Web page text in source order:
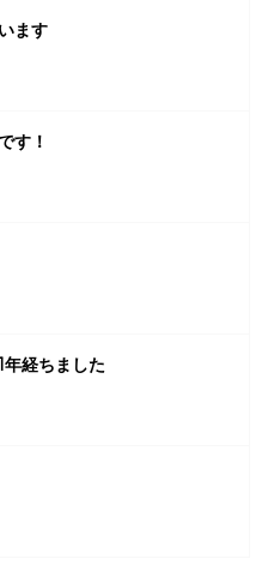
ます
す！
経ちました